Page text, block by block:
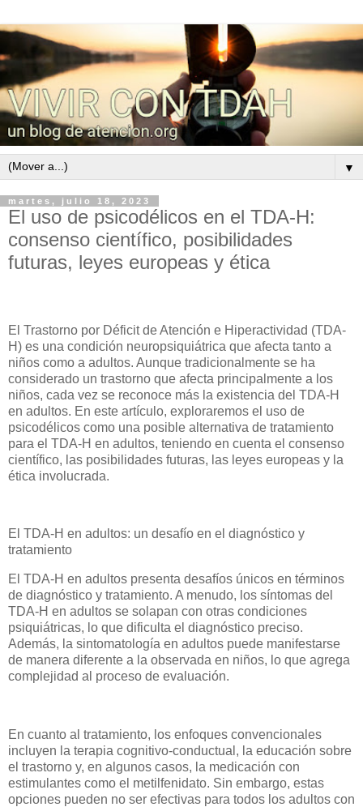
▼
martes, julio 18, 2023
El uso de psicodélicos en el TDA-H:
consenso científico, posibilidades
futuras, leyes europeas y ética
El Trastorno por Déficit de Atención e Hiperactividad (TDA-
H) es una condición neuropsiquiátrica que afecta tanto a
niños como a adultos. Aunque tradicionalmente se ha
considerado un trastorno que afecta principalmente a los
niños, cada vez se reconoce más la existencia del TDA-H
en adultos. En este artículo, exploraremos el uso de
psicodélicos como una posible alternativa de tratamiento
para el TDA-H en adultos, teniendo en cuenta el consenso
científico, las posibilidades futuras, las leyes europeas y la
ética involucrada.
El TDA-H en adultos: un desafío en el diagnóstico y
tratamiento
El TDA-H en adultos presenta desafíos únicos en términos
de diagnóstico y tratamiento. A menudo, los síntomas del
TDA-H en adultos se solapan con otras condiciones
psiquiátricas, lo que dificulta el diagnóstico preciso.
Además, la sintomatología en adultos puede manifestarse
de manera diferente a la observada en niños, lo que agrega
complejidad al proceso de evaluación.
En cuanto al tratamiento, los enfoques convencionales
incluyen la terapia cognitivo-conductual, la educación sobre
el trastorno y, en algunos casos, la medicación con
estimulantes como el metilfenidato. Sin embargo, estas
opciones pueden no ser efectivas para todos los adultos con